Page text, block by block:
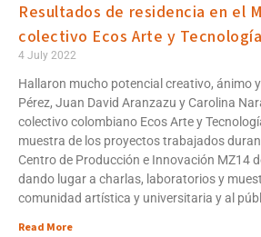
Resultados de residencia en el
colectivo Ecos Arte y Tecnología
4 July 2022
Hallaron mucho potencial creativo, ánimo
Pérez, Juan David Aranzazu y Carolina
colectivo colombiano Ecos Arte y
muestra de los proyectos trabajados
Centro de Producción e Innovación MZ14
dando lugar a charlas, laboratorios y
comunidad artística y universitaria y al
Read More